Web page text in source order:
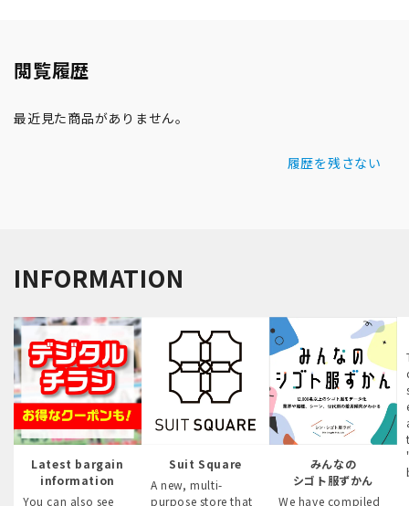
閲覧履歴
最近見た商品がありません。
履歴を残さない
INFORMATION
Latest bargain
information
You can also see
Suit Square
A new, multi-
purpose store that
みんなの
シゴト服ずかん
We have compiled